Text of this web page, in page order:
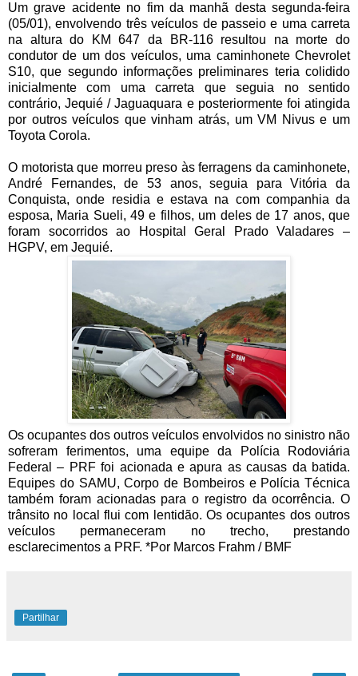
Um grave acidente no fim da manhã desta segunda-feira
(05/01), envolvendo três veículos de passeio e uma carreta
na altura do KM 647 da BR-116 resultou na morte do
condutor de um dos veículos, uma caminhonete Chevrolet
S10, que segundo informações preliminares teria colidido
inicialmente com uma carreta que seguia no sentido
contrário, Jequié / Jaguaquara e posteriormente foi atingida
por outros veículos que vinham atrás, um VM Nivus e um
Toyota Corola.
O motorista que morreu preso às ferragens da caminhonete,
André Fernandes, de 53 anos, seguia para Vitória da
Conquista, onde residia e estava na com companhia da
esposa, Maria Sueli, 49 e filhos, um deles de 17 anos, que
foram socorridos ao Hospital Geral Prado Valadares –
HGPV, em Jequié.
Os ocupantes dos outros veículos envolvidos no sinistro não
sofreram ferimentos, uma equipe da Polícia Rodoviária
Federal – PRF foi acionada e apura as causas da batida.
Equipes do SAMU, Corpo de Bombeiros e Polícia Técnica
também foram acionadas para o registro da ocorrência. O
trânsito no local flui com lentidão. Os ocupantes dos outros
veículos permaneceram no trecho, prestando
esclarecimentos a PRF. *Por Marcos Frahm / BMF
Partilhar